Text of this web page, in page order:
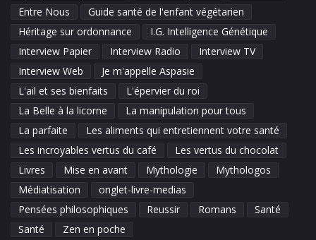
Entre Nous
Guide santé de l'enfant végétarien
Héritage sur ordonnance
I.G. Intelligence Génétique
Interview Papier
Interview Radio
Interview TV
Interview Web
Je m'appelle Aspasie
L'ail et ses bienfaits
L'épervier du roi
La Belle à la licorne
La manipulation pour tous
La parfaite
Les aliments qui entretiennent votre santé
Les incroyables vertus du café
Les vertus du chocolat
Livres
Mise en avant Mythologie
Mythologos
Médiatisation
onglet-livre-medias
Pensées philosophiques
Reussir Romans
Santé
Santé
Zen en poche